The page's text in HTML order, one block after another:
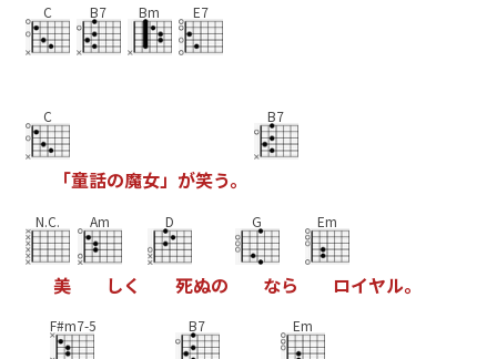
C B7 Bm E7
C
「童話の魔女」 が笑う。
B7
N.C.
美
Am
しく
D
死ぬの
G
なら
Em
ロイヤル。
F#m7-5 B7 Em